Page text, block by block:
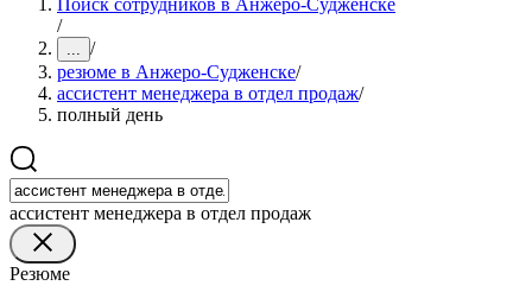
Поиск сотрудников в Анжеро-Судженске
/
... /
резюме в Анжеро-Судженске/
ассистент менеджера в отдел продаж/
полный день
ассистент менеджера в отдел продаж
Резюме